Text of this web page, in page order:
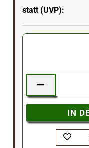
statt (UVP):